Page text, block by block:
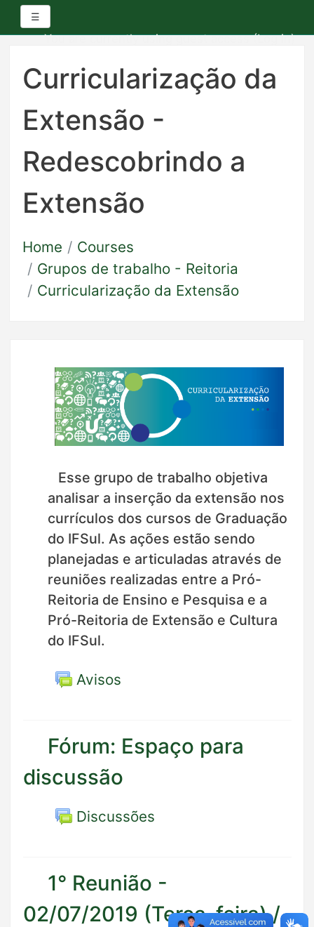
main
☰
You are currently using guest access (Log in)
Curricularização da
Extensão -
Redescobrindo a
Extensão
Home
Courses
Grupos de trabalho - Reitoria
Curricularização da Extensão
Esse grupo de trabalho objetiva
analisar a inserção da extensão nos
currículos dos cursos de Graduação
do IFSul. As ações estão sendo
planejadas e articuladas através de
reuniões realizadas entre a Pró-
Reitoria de Ensino e Pesquisa e a
Pró-Reitoria de Extensão e Cultura
do IFSul.
Avisos
Fórum: Espaço para
discussão
Discussões
1° Reunião -
02/07/2019 (Terça-feira) /